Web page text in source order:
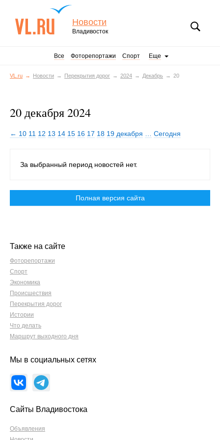
Новости
Владивосток
Все Фоторепортажи Спорт Еще
VL.ru Новости Перекрытия дорог 2024 Декабрь 20
20 декабря 2024
← 10 11 12 13 14 15 16 17 18 19 декабря Сегодня
За выбранный период новостей нет.
Полная версия сайта
Также на сайте
Фоторепортажи
Спорт
Экономика
Происшествия
Перекрытия дорог
Истории
Что делать
Маршрут выходного дня
Мы в социальных сетях
Сайты Владивостока
Объявления